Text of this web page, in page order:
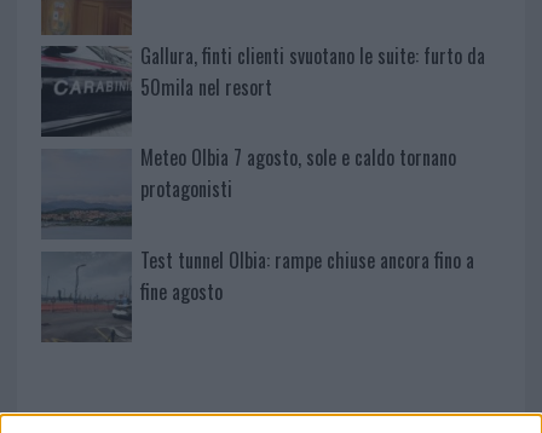
Gallura, finti clienti svuotano le suite: furto da
50mila nel resort
Meteo Olbia 7 agosto, sole e caldo tornano
protagonisti
Test tunnel Olbia: rampe chiuse ancora fino a
fine agosto